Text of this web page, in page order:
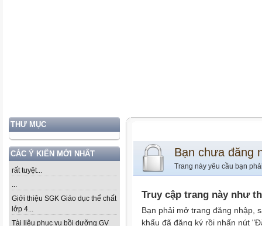
THƯ MỤC
CÁC Ý KIẾN MỚI NHẤT
rất tuyệt...
...
Giới thiệu SGK Giáo dục thể chất
lớp 4...
Tài liệu phục vụ bồi dưỡng GV
Bạn chưa đăng
Trang này yêu cầu bạn
Truy cập trang này như
Bạn phải mở trang đăng nhập,
khẩu đã đăng ký rồi nhấn nút